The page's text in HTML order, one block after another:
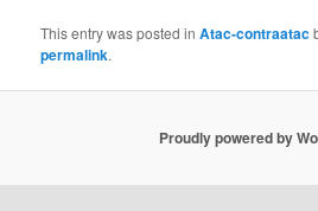
This entry was posted inAtac-contraatac
permalink.
Proudly powered by